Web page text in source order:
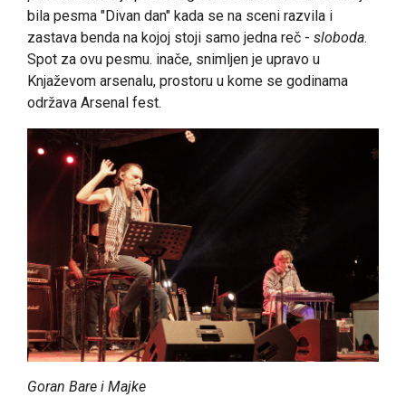
bila pesma "Divan dan" kada se na sceni razvila i
zastava benda na kojoj stoji samo jedna reč - sloboda.
Spot za ovu pesmu. inače, snimljen je upravo u
Knjaževom arsenalu, prostoru u kome se godinama
održava Arsenal fest.
Goran Bare i Majke